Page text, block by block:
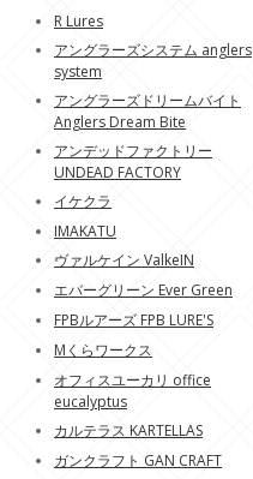
R Lures
アングラーズシステム anglers
system
アングラーズドリームバイト
Anglers Dream Bite
アンデッドファクトリー
UNDEAD FACTORY
イケクラ
IMAKATU
ヴァルケイン ValkeIN
エバーグリーン Ever Green
FPBルアーズ FPB LURE'S
Mくらワークス
オフィスユーカリ office
eucalyptus
カルテラス KARTELLAS
ガンクラフト GAN CRAFT